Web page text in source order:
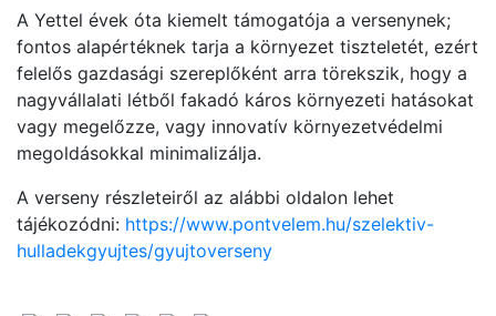
A Yettel évek óta kiemelt támogatója a versenynek;
fontos alapértéknek tarja a környezet tiszteletét, ezért
felelős gazdasági szereplőként arra törekszik, hogy a
nagyvállalati létből fakadó káros környezeti hatásokat
vagy megelőzze, vagy innovatív környezetvédelmi
megoldásokkal minimalizálja.
A verseny részleteiről az alábbi oldalon lehet
tájékozódni: https://www.pontvelem.hu/szelektiv-
hulladekgyujtes/gyujtoverseny